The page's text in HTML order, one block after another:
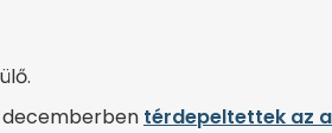
térdepeltettek az